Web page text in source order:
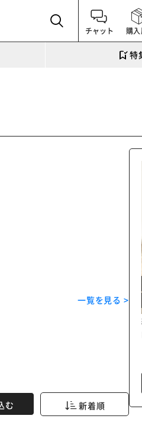
チャット 購
特
一覧を見る >
む 新着順